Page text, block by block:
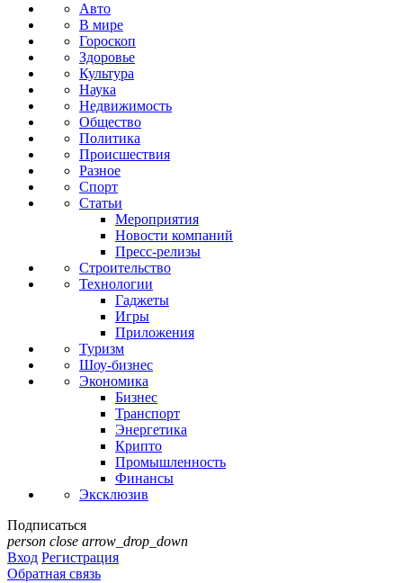
Авто
В мире
Гороскоп
Здоровье
Культура
Наука
Недвижимость
Общество
Политика
Происшествия
Разное
Спорт
Статьи
Мероприятия
Новости компаний
Пресс-релизы
Строительство
Технологии
Гаджеты
Игры
Приложения
Туризм
Шоу-бизнес
Экономика
Бизнес
Транспорт
Энергетика
Крипто
Промышленность
Финансы
Эксклюзив
Подписаться
person close arrow_drop_down
Вход Регистрация
Обратная связь